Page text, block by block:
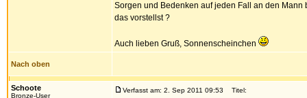
Sorgen und Bedenken auf jeden Fall an den
das vorstellst ?
Auch lieben Gruß, Sonnenscheinchen
Nach oben
Schoote
Bronze-User
Verfasst am: 2. Sep 2011 09:53 Titel: